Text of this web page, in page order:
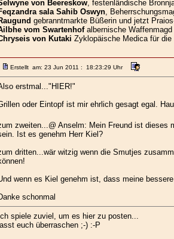
von Beereskow, festenländische
sala Sahib Oswyn,
gebranntmarkte Büßerin und jetzt
vom Swartenhofalbernische Waffenmagd
von Kutaki Zyklopäische Medica für
Erstellt am: 23 Jun 2011 : 18:23:29 Uhr
erstmal..."HIER!"
oder Eintopf ist mir ehrlich gesagt egal.
zweiten...@ Anselm: Mein Freund ist dieses
Ist es genehm Herr Kiel?
dritten...wär witzig wenn die Smutjes
wenn es Kiel genehm ist, dass meine
schonmal
Ich spiele zuviel, um es hier zu posten...
lasst euch überraschen ;-) :-P